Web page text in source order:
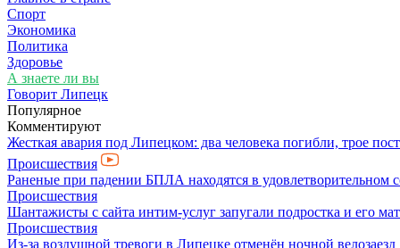
Спорт
Экономика
Политика
Здоровье
А знаете ли вы
Говорит Липецк
Популярное
Комментируют
Жесткая авария под Липецком: два человека погибли, трое
Происшествия
Раненые при падении БПЛА находятся в удовлетворительном
Происшествия
Шантажисты с сайта интим-услуг запугали подростка и его
Происшествия
Из-за воздушной тревоги в Липецке отменён ночной велозаезд